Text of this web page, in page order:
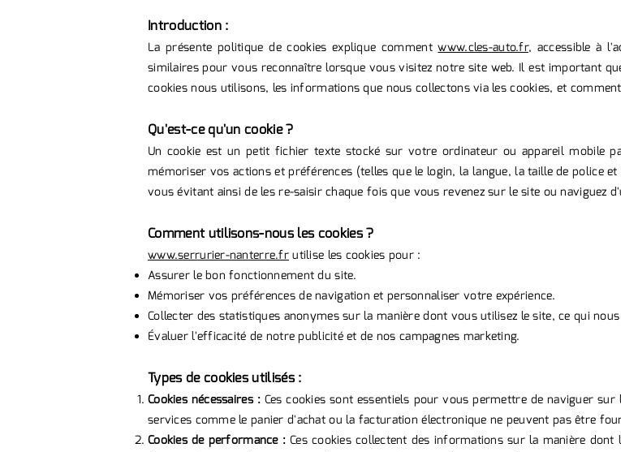
Introduction :
La présente politique de cookies explique commentwww.cles-auto.fr, accessible à
similaires pour vous reconnaître lorsque vous visitez notre site web. Il est important
cookies nous utilisons, les informations que nous collectons via les cookies, et
Qu'est-ce qu'un cookie ?
Un cookie est un petit fichier texte stocké sur votre ordinateur ou appareil mobile
mémoriser vos actions et préférences (telles que le login, la langue, la taille de police
vous évitant ainsi de les re-saisir chaque fois que vous revenez sur le site ou naviguez
Comment utilisons-nous les cookies ?
www.serrurier-nanterre.fr utilise les cookies pour :
Assurer le bon fonctionnement du site.
Mémoriser vos préférences de navigation et personnaliser votre expérience.
Collecter des statistiques anonymes sur la manière dont vous utilisez le site, ce qui
Évaluer l'efficacité de notre publicité et de nos campagnes marketing.
Types de cookies utilisés :
Cookies nécessaires :Ces cookies sont essentiels pour vous permettre de naviguer
services comme le panier d'achat ou la facturation électronique ne peuvent pas être
Cookies de performance : Ces cookies collectent des informations sur la manière